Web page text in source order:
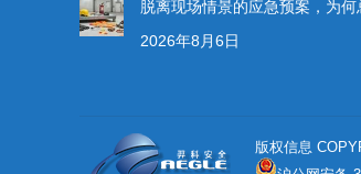
脱离现场情景的应急预案，为何
2026年8月6日
版权信息